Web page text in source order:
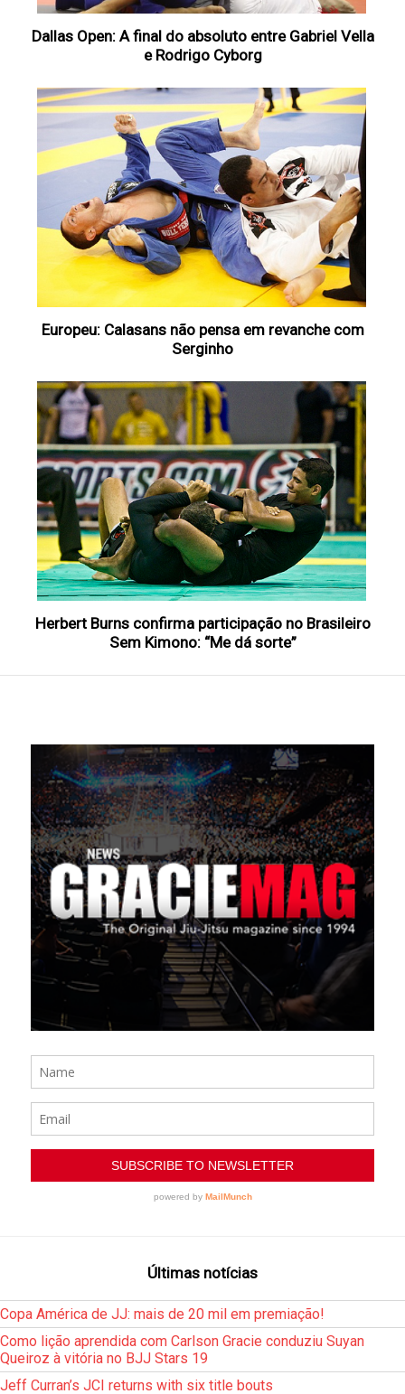
Dallas Open: A final do absoluto entre Gabriel Vella
e Rodrigo Cyborg
Europeu: Calasans não pensa em revanche com
Serginho
Herbert Burns confirma participação no Brasileiro
Sem Kimono: “Me dá sorte”
Últimas notícias
Copa América de JJ: mais de 20 mil em premiação!
Como lição aprendida com Carlson Gracie conduziu Suyan
Queiroz à vitória no BJJ Stars 19
Jeff Curran’s JCI returns with six title bouts